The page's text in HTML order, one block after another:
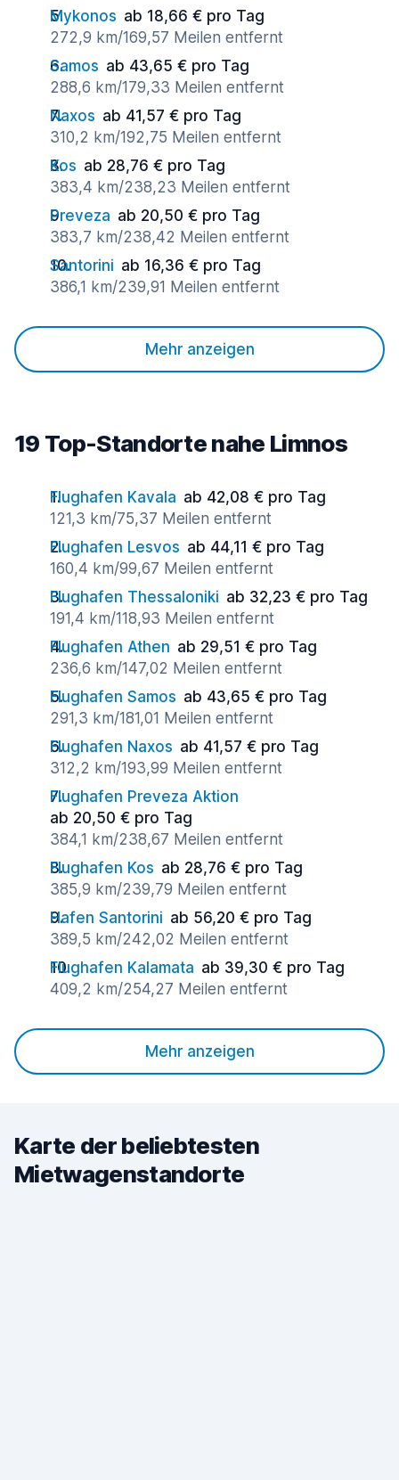
Mykonos ab 18,66 € pro Tag
272,9 km/169,57 Meilen entfernt
Samos ab 43,65 € pro Tag
288,6 km/179,33 Meilen entfernt
Naxos ab 41,57 € pro Tag
310,2 km/192,75 Meilen entfernt
Kos ab 28,76 € pro Tag
383,4 km/238,23 Meilen entfernt
Preveza ab 20,50 € pro Tag
383,7 km/238,42 Meilen entfernt
Santorini ab 16,36 € pro Tag
386,1 km/239,91 Meilen entfernt
Mehr anzeigen
19 Top-Standorte nahe Limnos
Flughafen Kavala ab 42,08 € pro Tag
121,3 km/75,37 Meilen entfernt
Flughafen Lesvos ab 44,11 € pro Tag
160,4 km/99,67 Meilen entfernt
Flughafen Thessaloniki ab 32,23 € pro Tag
191,4 km/118,93 Meilen entfernt
Flughafen Athen ab 29,51 € pro Tag
236,6 km/147,02 Meilen entfernt
Flughafen Samos ab 43,65 € pro Tag
291,3 km/181,01 Meilen entfernt
Flughafen Naxos ab 41,57 € pro Tag
312,2 km/193,99 Meilen entfernt
Flughafen Preveza Aktion
ab 20,50 € pro Tag
384,1 km/238,67 Meilen entfernt
Flughafen Kos ab 28,76 € pro Tag
385,9 km/239,79 Meilen entfernt
Hafen Santorini ab 56,20 € pro Tag
389,5 km/242,02 Meilen entfernt
Flughafen Kalamata ab 39,30 € pro Tag
409,2 km/254,27 Meilen entfernt
Mehr anzeigen
Karte der beliebtesten
Mietwagenstandorte